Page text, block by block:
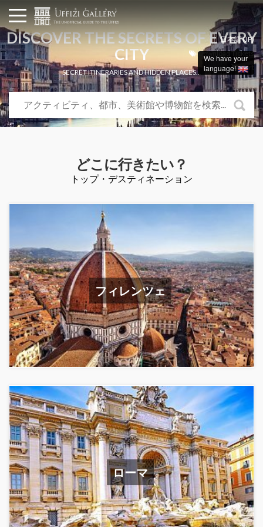
日本語 (JP)
We have your
language!
Download Tickets
Cart
DISCOVER THE SECRETS OF EVERY
CITY
SECRET ITINERARIES AND HIDDEN PLACES...
どこに行きたい？
トップ・デスティネーション
フィレンツェ
ローマ